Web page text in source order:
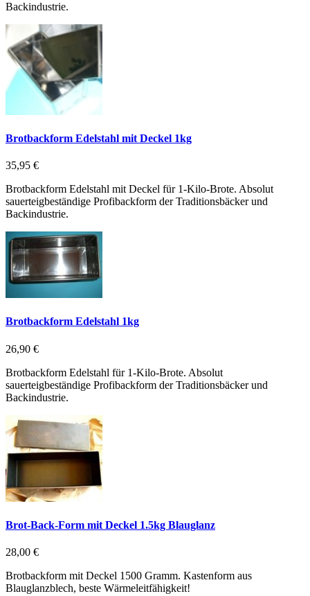
Backindustrie.
Brotbackform Edelstahl mit Deckel 1kg
35,95 €
Brotbackform Edelstahl mit Deckel für 1-Kilo-Brote. Absolut
sauerteigbeständige Profibackform der Traditionsbäcker und
Backindustrie.
Brotbackform Edelstahl 1kg
26,90 €
Brotbackform Edelstahl für 1-Kilo-Brote. Absolut
sauerteigbeständige Profibackform der Traditionsbäcker und
Backindustrie.
Brot-Back-Form mit Deckel 1.5kg Blauglanz
28,00 €
Brotbackform mit Deckel 1500 Gramm. Kastenform aus
Blauglanzblech, beste Wärmeleitfähigkeit!